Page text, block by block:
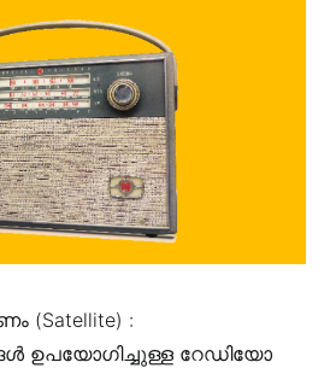
(Satellite) :
ഉപയോഗിച്ചുള്ള റേഡിയോ